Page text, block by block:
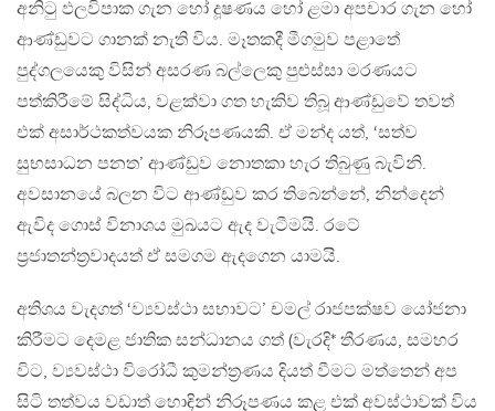
අනිටු ඵලවිපාක ගැන හෝ දූෂණය හෝ ළමා අපචාර ගැන හෝ
ආණ්ඩුවට ගානක් නැති විය. මෑතකදී මීගමුව පළාතේ
පුද්ගලයෙකු විසින් අසරණ බල්ලෙකු පුළුස්සා මරණයට
පත්කිරීමේ සිද්ධිය, වළක්වා ගත හැකිව තිබූ ආණ්ඩුවේ තවත්
එක් අසාර්ථකත්වයක නිරූපණයකි. ඒ මන්ද යත්, ‘සත්ව
සුභසාධන පනත’ ආණ්ඩුව නොතකා හැර තිබුණු බැවිනි.
අවසානයේ බලන විට ආණ්ඩුව කර තිබෙන්නේ, නින්දෙන්
ඇවිද ගොස් විනාශය මුඛයට ඇද වැටීමයි. රටේ
ප‍්‍රජාතන්ත‍්‍රවාදයත් ඒ සමගම ඇදගෙන යාමයි.
අතිශය වැදගත් ‘ව්‍යවස්ථා සභාවට’ චමල් රාජපක්ෂව යෝජනා
කිරීමට දෙමළ ජාතික සන්ධානය ගත් (වැරදි* තීරණය, සමහර
විට, ව්‍යවස්ථා විරෝධී කුමන්ත‍්‍රණය දියත් වීමට මත්තෙන් අප
සිටි තත්වය වඩාත් හොඳින් නිරූපණය කළ එක් අවස්ථාවක් විය